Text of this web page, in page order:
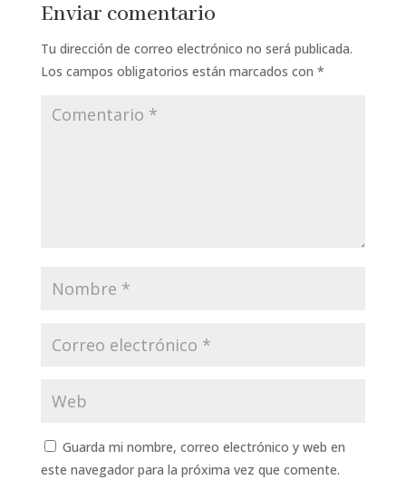
Enviar comentario
Tu dirección de correo electrónico no será publicada.
Los campos obligatorios están marcados con *
Guarda mi nombre, correo electrónico y web en
este navegador para la próxima vez que comente.